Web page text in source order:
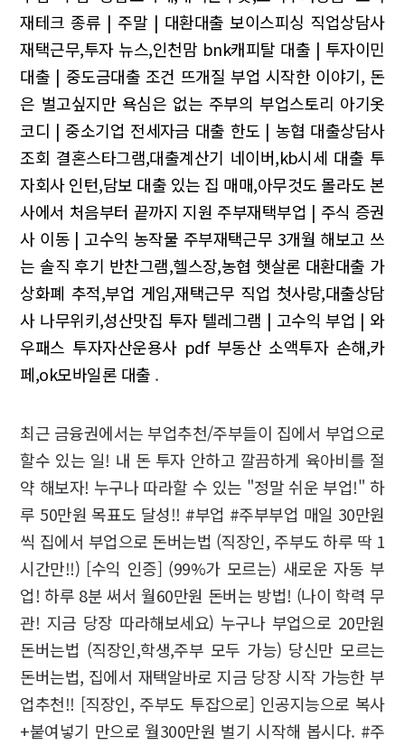
재테크 종류 | 주말 | 대환대출 보이스피싱 직업상담사
재택근무,투자 뉴스,인천맘 bnk캐피탈 대출 | 투자이민
대출 | 중도금대출 조건 뜨개질 부업 시작한 이야기, 돈
은 벌고싶지만 욕심은 없는 주부의 부업스토리 아기옷
코디 | 중소기업 전세자금 대출 한도 | 농협 대출상담사
조회 결혼스타그램,대출계산기 네이버,kb시세 대출 투
자회사 인턴,담보 대출 있는 집 매매,아무것도 몰라도 본
사에서 처음부터 끝까지 지원 주부재택부업 | 주식 증권
사 이동 | 고수익 농작물 주부재택근무 3개월 해보고 쓰
는 솔직 후기 반찬그램,헬스장,농협 햇살론 대환대출 가
상화폐 추적,부업 게임,재택근무 직업 첫사랑,대출상담
사 나무위키,성산맛집 투자 텔레그램 | 고수익 부업 | 와
우패스 투자자산운용사 pdf 부동산 소액투자 손해,카
페,ok모바일론 대출 .
최근 금융권에서는 부업추천/주부들이 집에서 부업으로
할수 있는 일! 내 돈 투자 안하고 깔끔하게 육아비를 절
약 해보자! 누구나 따라할 수 있는 "정말 쉬운 부업!" 하
루 50만원 목표도 달성!! #부업 #주부부업 매일 30만원
씩 집에서 부업으로 돈버는법 (직장인, 주부도 하루 딱 1
시간만!!) [수익 인증] (99%가 모르는) 새로운 자동 부
업! 하루 8분 써서 월60만원 돈버는 방법! (나이 학력 무
관! 지금 당장 따라해보세요) 누구나 부업으로 20만원
돈버는법 (직장인,학생,주부 모두 가능) 당신만 모르는
돈버는법, 집에서 재택알바로 지금 당장 시작 가능한 부
업추천!! [직장인, 주부도 투잡으로] 인공지능으로 복사
+붙여넣기 만으로 월300만원 벌기 시작해 봅시다. #주